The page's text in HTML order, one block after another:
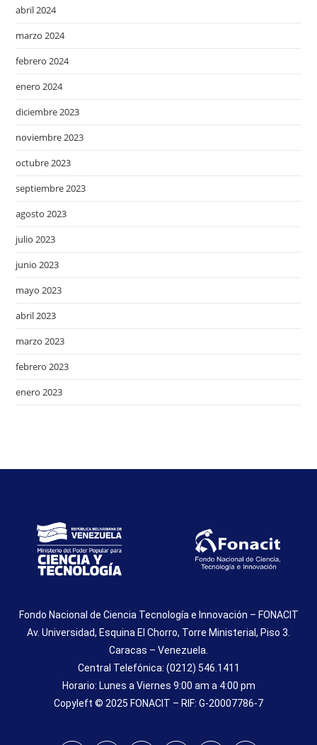
abril 2024
marzo 2024
febrero 2024
enero 2024
diciembre 2023
noviembre 2023
octubre 2023
septiembre 2023
agosto 2023
julio 2023
junio 2023
mayo 2023
abril 2023
marzo 2023
febrero 2023
enero 2023
Fondo Nacional de Ciencia Tecnología e Innovación – FONACIT
Av. Universidad, Esquina El Chorro, Torre Ministerial, Piso 3.
Caracas – Venezuela.
Central Telefónica: (0212) 546.1411
Horario: Lunes a Viernes 9:00 am a 4:00 pm
Copyleft © 2025 FONACIT – RIF: G-20007786-7